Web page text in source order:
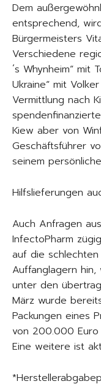
Dem
entsprechend,
Bürgermeisters
Verschiedene
´s Whynheim“ mit
Ukraine“ mit
Vermittlung nach
Kiew aber von
Geschäftsführer
seinem
Hilfslieferungen
Auch Anfragen
InfectoPharm
auf die
Auffanglagern
unter den
März wurde
Packungen eines
von 200.000
Eine weitere ist